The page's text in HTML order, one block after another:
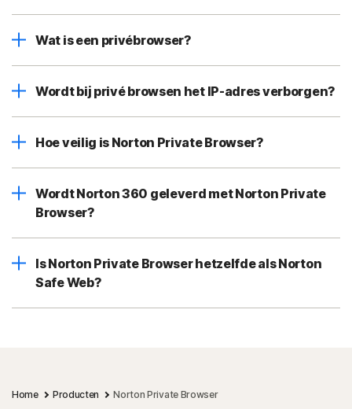
Wat is een privébrowser?
Wordt bij privé browsen het IP-adres verborgen?
Hoe veilig is Norton Private Browser?
Wordt Norton 360 geleverd met Norton Private
Browser?
Is Norton Private Browser hetzelfde als Norton
Safe Web?
Home Producten Norton Private Browser